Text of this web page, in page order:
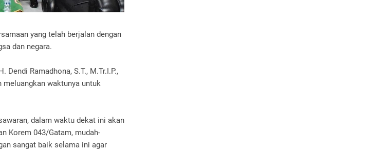
yang telah berjalan dengan
dan negara.
Dendi Ramadhona, S.T., M.Tr.I.P.,
waktunya untuk
dalam waktu dekat ini akan
Korem 043/Gatam, mudah-
sangat baik selama ini agar